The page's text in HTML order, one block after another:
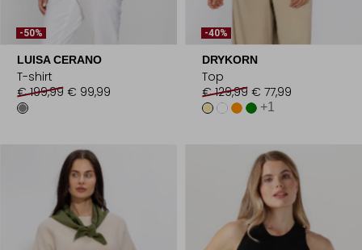
-50%
LUISA CERANO
T-shirt
€ 199,99 € 99,99
-40%
DRYKORN
Top
€ 129,99 € 77,99
+1